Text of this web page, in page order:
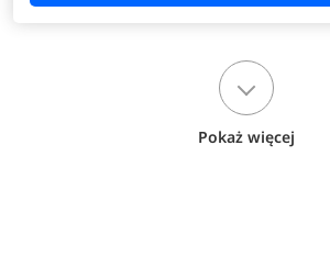
Pokaż więcej